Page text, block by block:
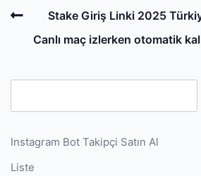
Post
navigation
PreviousStake Giriş Linki 2025
Canlı maç izlerken otomatik
Instagram Bot Takipçi Satın Al
Liste